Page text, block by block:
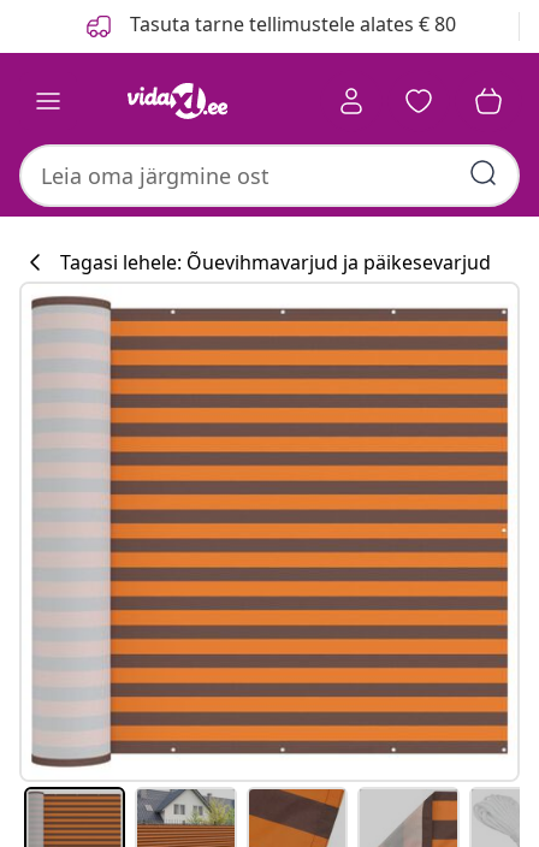
Tasuta tarne tellimustele alates € 80
#sharemevidaxl
Tagasi lehele: Õuevihmavarjud ja päikesevarjud